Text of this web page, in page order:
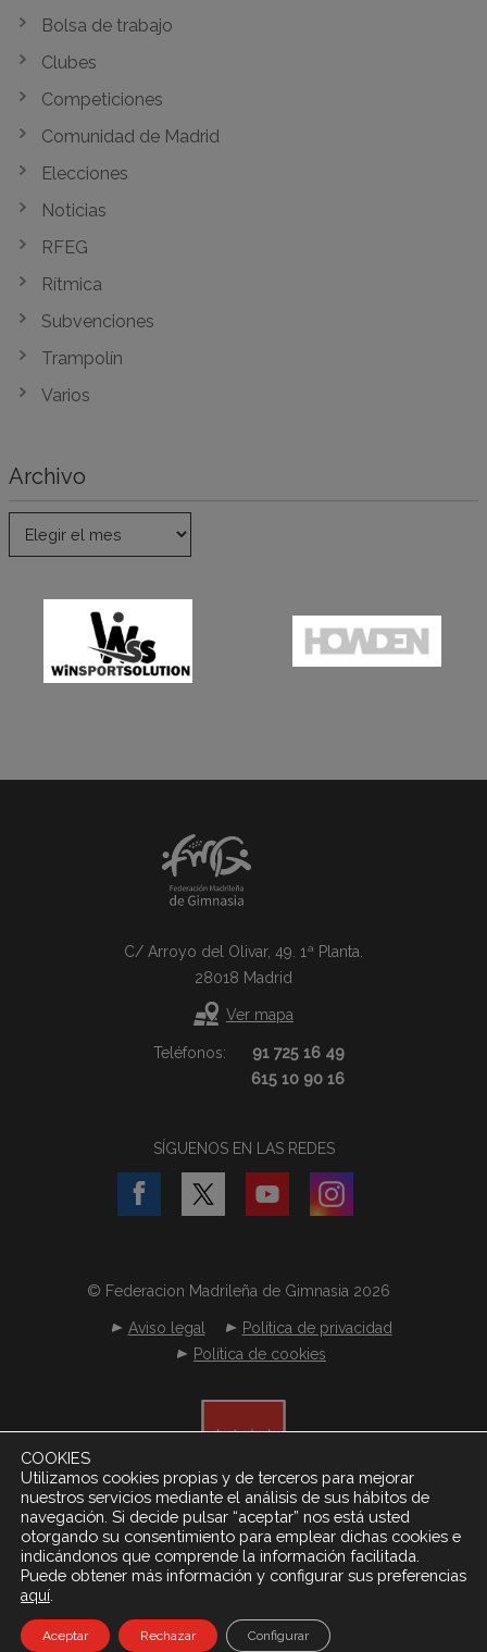
Bolsa de trabajo
Clubes
Competiciones
Comunidad de Madrid
Elecciones
Noticias
RFEG
Rítmica
Subvenciones
Trampolín
Varios
Archivo
C/ Arroyo del Olivar, 49. 1ª Planta.
28018 Madrid
Ver mapa
Teléfonos:
91 725 16 49
615 10 90 16
SÍGUENOS EN LAS REDES
© Federacion Madrileña de Gimnasia 2026
Aviso legal
Política de privacidad
Política de cookies
COOKIES
Utilizamos cookies propias y de terceros para mejorar
nuestros servicios mediante el análisis de sus hábitos de
navegación. Si decide pulsar “aceptar” nos está usted
otorgando su consentimiento para emplear dichas cookies e
indicándonos que comprende la información facilitada.
Puede obtener más información y configurar sus preferencias
aquí
Aceptar Rechazar Configurar